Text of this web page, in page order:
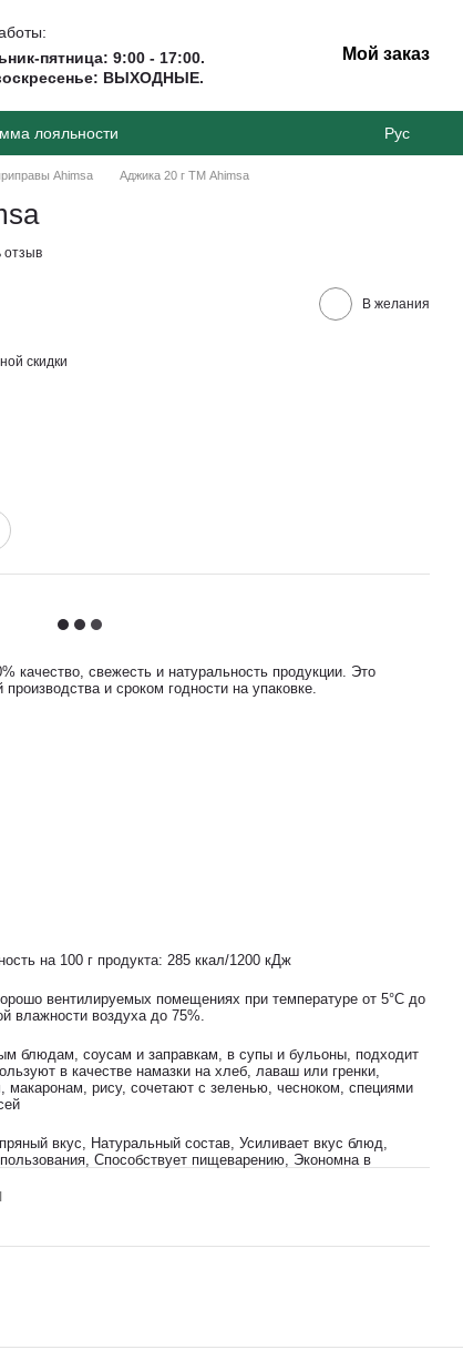
пятница: 9:00 - 17:00.
ВЫХОДНЫЕ.
Мой заказ
лояльности
Рус
Ahimsa Аджика 20 г ТМ Ahimsa
отзыв
В желания
скидки
качество, свежесть и натуральность продукции. Это
и сроком годности на упаковке.
на 100 г продукта: 285 ккал/1200 кДж
вентилируемых помещениях при температуре от 5°C до
влажности воздуха до 75%.
блюдам, соусам и заправкам, в супы и бульоны, подходит
в качестве намазки на хлеб, лаваш или гренки,
макаронам, рису, сочетают с зеленью, чесноком, специями
вкус, Натуральный состав, Усиливает вкус блюд,
Способствует пищеварению, Экономна в